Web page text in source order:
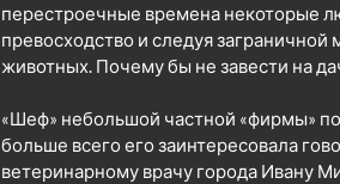
перестроечные времена некоторые
превосходство и следуя
животных. Почему бы не завести на
«Шеф» небольшой частной «фирмы»
больше всего его заинтересовала
ветеринарному врачу города Ивану